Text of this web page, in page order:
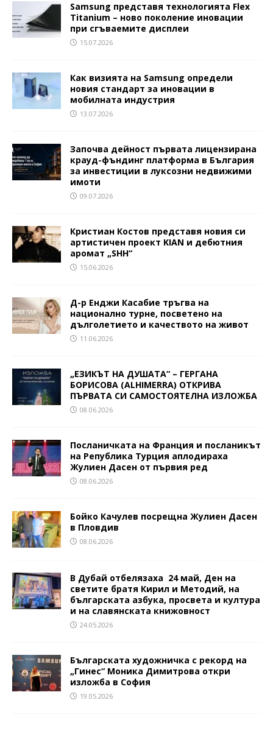
Samsung представя технологията Flex
Titanium – ново поколение иновации
при сгъваемите дисплеи
15.07.2026
Как визията на Samsung определи
новия стандарт за иновации в
мобилната индустрия
13.07.2026
Започва дейност първата лицензирана
крауд-фъндинг платформа в България
за инвестиции в луксозни недвижими
имоти
09.07.2026
Кристиан Костов представя новия си
артистичен проект KIAN и дебютния
аромат „SHH“
15.06.2026
Д-р Енджи Касабие тръгва на
национално турне, посветено на
дълголетието и качеството на живот
11.06.2026
„ЕЗИКЪТ НА ДУШАТА“ – ГЕРГАНА
БОРИСОВА (ALHIMERRA) ОТКРИВА
ПЪРВАТА СИ САМОСТОЯТЕЛНА ИЗЛОЖБА
08.06.2026
Посланичката на Франция и посланикът
на Република Турция аплодираха
Жулиен Дасен от първия ред
08.06.2026
Бойко Качулев посрещна Жулиен Дасен
в Пловдив
08.06.2026
В Дубай отбелязаха 24 май, Ден на
светите братя Кирил и Методий, на
българската азбука, просвета и култура
и на славянската книжовност
24.05.2026
Българската художничка с рекорд на
„Гинес“ Моника Димитрова откри
изложба в София
19.05.2026